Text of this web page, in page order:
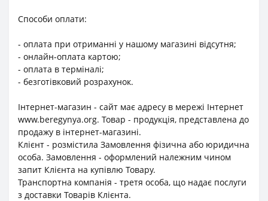
Способи оплати:
- оплата при отриманні у нашому магазині відсутня;
- онлайн-оплата картою;
- оплата в терміналі;
- безготівковий розрахунок.
Інтернет-магазин - сайт має адресу в мережі Інтернет
www.beregynya.org. Товар - продукція, представлена до
продажу в інтернет-магазині.
Клієнт - розмістила Замовлення фізична або юридична
особа. Замовлення - оформлений належним чином
запит Клієнта на купівлю Товару.
Транспортна компанія - третя особа, що надає послуги
з доставки Товарів Клієнта.